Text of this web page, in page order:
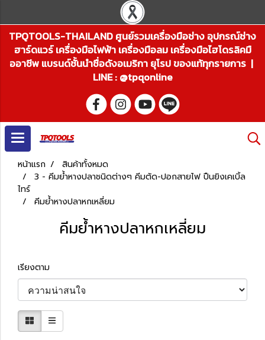
TPQTOOLS-THAILAND ศูนย์รวมเครื่องมือช่าง อุปกรณ์ช่าง
ฮาร์ดแวร์ เครื่องมือไฟฟ้า เครื่องมือลม เครื่องมือไฮโดรลิคมื
ออาชีพ แบรนด์ชั้นนำชื่อดังอเมริกา ยุโรป ของแท้ทุกรายการ |
LINE : @tpqonline
หน้าแรก
สินค้าทั้งหมด
3 - คีมย้ำหางปลาชนิดต่างๆ คีมตัด-ปอกสายไฟ ปืนยิงเคเบิ้ล
ไทร์
คีมย้ำหางปลาหกเหลี่ยม
คีมย้ำหางปลาหกเหลี่ยม
เรียงตาม